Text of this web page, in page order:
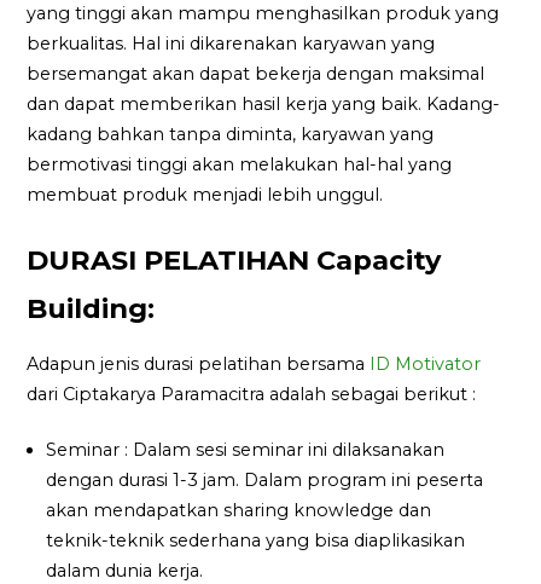
yang tinggi akan mampu menghasilkan produk yang
berkualitas. Hal ini dikarenakan karyawan yang
bersemangat akan dapat bekerja dengan maksimal
dan dapat memberikan hasil kerja yang baik. Kadang-
kadang bahkan tanpa diminta, karyawan yang
bermotivasi tinggi akan melakukan hal-hal yang
membuat produk menjadi lebih unggul.
DURASI PELATIHAN Capacity
Building:
Adapun jenis durasi pelatihan bersama ID Motivator
dari Ciptakarya Paramacitra adalah sebagai berikut :
Seminar : Dalam sesi seminar ini dilaksanakan
dengan durasi 1-3 jam. Dalam program ini peserta
akan mendapatkan sharing knowledge dan
teknik-teknik sederhana yang bisa diaplikasikan
dalam dunia kerja.